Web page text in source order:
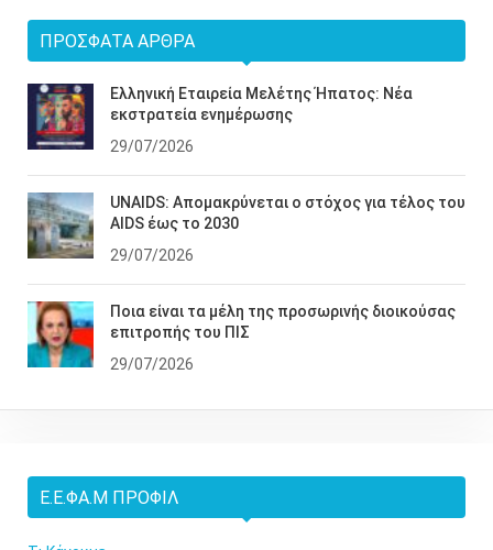
ΠΡΌΣΦΑΤΑ ΆΡΘΡΑ
Ελληνική Εταιρεία Μελέτης Ήπατος: Νέα
εκστρατεία ενημέρωσης
29/07/2026
UNAIDS: Απομακρύνεται ο στόχος για τέλος του
AIDS έως το 2030
29/07/2026
Ποια είναι τα μέλη της προσωρινής διοικούσας
επιτροπής του ΠΙΣ
29/07/2026
Ε.Ε.ΦΑ.Μ ΠΡΟΦΊΛ